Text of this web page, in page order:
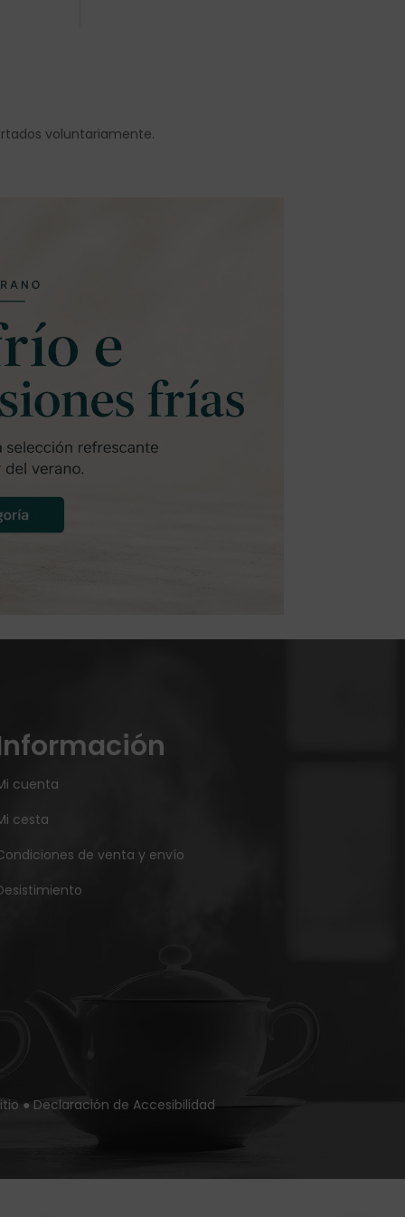
voluntariamente.
cuenta
cesta
de venta y envío
● Declaración de Accesibilidad